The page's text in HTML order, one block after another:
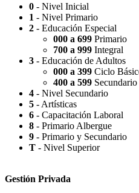
Capilla Beato Carlo Acutis (en
Patio del Centro
Rotonda Paso
0 - Nivel Inicial
1 - Nivel Primario
2 - Educación Especial
000 a 699 Primario
700 a 999 Integral
3 - Educación de Adultos
000 a 399 Ciclo
400 a 599
4 - Nivel Secundario
5 - Artísticas
6 - Capacitación Laboral
8 - Primario Albergue
9 - Primario y Secundario
T - Nivel Superior
Gestión Privada